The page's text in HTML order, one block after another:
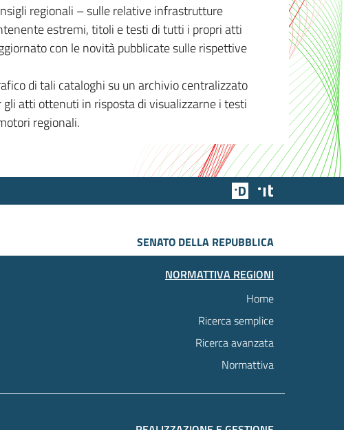
regionali – sulle relative infrastrutture
estremi, titoli e testi di tutti i propri atti
con le novità pubblicate sulle rispettive
di tali cataloghi su un archivio centralizzato
atti ottenuti in risposta di visualizzarne i testi
regionali.
Team Digitale
SENATO DELLA REPUBBLICA
NORMATTIVA REGIONI
Home
Ricerca semplice
Ricerca avanzata
Normattiva